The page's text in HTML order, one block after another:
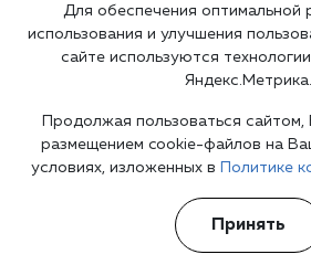
мессенджерам и в соцсетях носят
информационный характер и не
услугами.
Оставаясь на сайте вы соглашаетесь
Карта сайта
©2002-2026 Клиника
Для обеспечения оптимальной
использования и улучшения
сайте используются
Яндекс.Метрика.
Продолжая пользоваться
размещением cookie-файлов на
условиях, изложенных в
Политике
Принять